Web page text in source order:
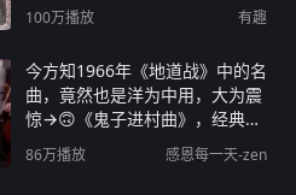
100万播放 有趣
今方知1966年《地道战》中的名
曲，竟然也是洋为中用，大为震
惊→🙃《鬼子进村曲》，经典名
曲震撼人心！
86万播放 感恩每一天-zen